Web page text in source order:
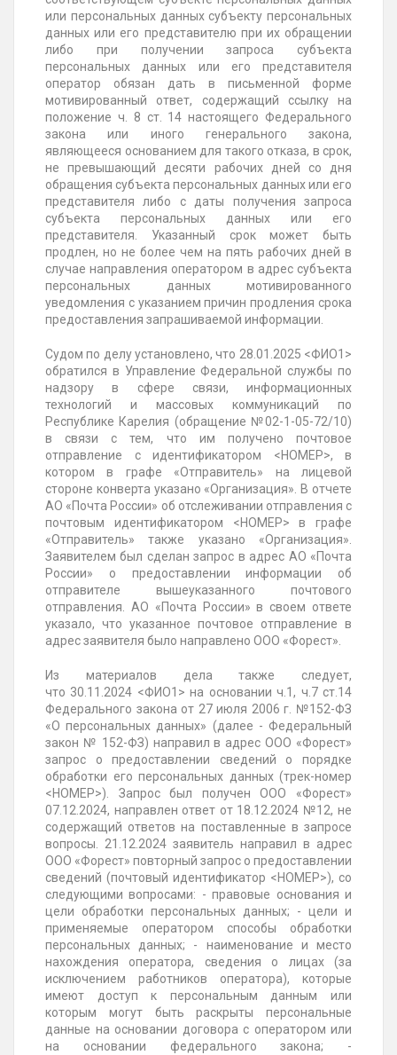
или персональных данных субъекту персональных
данных или его представителю при их обращении
либо при получении запроса субъекта
персональных данных или его представителя
оператор обязан дать в письменной форме
мотивированный ответ, содержащий ссылку на
положение ч. 8 ст. 14 настоящего Федерального
закона или иного генерального закона,
являющееся основанием для такого отказа, в срок,
не превышающий десяти рабочих дней со дня
обращения субъекта персональных данных или его
представителя либо с даты получения запроса
субъекта персональных данных или его
представителя. Указанный срок может быть
продлен, но не более чем на пять рабочих дней в
случае направления оператором в адрес субъекта
персональных данных мотивированного
уведомления с указанием причин продления срока
предоставления запрашиваемой информации.
Судом по делу установлено, что 28.01.2025 <ФИО1>
обратился в Управление Федеральной службы по
надзору в сфере связи, информационных
технологий и массовых коммуникаций по
Республике Карелия (обращение №02-1-05-72/10)
в связи с тем, что им получено почтовое
отправление с идентификатором <НОМЕР>, в
котором в графе «Отправитель» на лицевой
стороне конверта указано «Организация». В отчете
АО «Почта России» об отслеживании отправления с
почтовым идентификатором <НОМЕР> в графе
«Отправитель» также указано «Организация».
Заявителем был сделан запрос в адрес АО «Почта
России» о предоставлении информации об
отправителе вышеуказанного почтового
отправления. АО «Почта России» в своем ответе
указало, что указанное почтовое отправление в
адрес заявителя было направлено ООО «Форест».
Из материалов дела также следует,
что 30.11.2024 <ФИО1> на основании ч.1, ч.7 ст.14
Федерального закона от 27 июля 2006 г. №152-ФЗ
«О персональных данных» (далее - Федеральный
закон № 152-ФЗ) направил в адрес ООО «Форест»
запрос о предоставлении сведений о порядке
обработки его персональных данных (трек-номер
<НОМЕР>). Запрос был получен ООО «Форест»
07.12.2024, направлен ответ от 18.12.2024 №12, не
содержащий ответов на поставленные в запросе
вопросы. 21.12.2024 заявитель направил в адрес
ООО «Форест» повторный запрос о предоставлении
сведений (почтовый идентификатор <НОМЕР>), со
следующими вопросами: - правовые основания и
цели обработки персональных данных; - цели и
применяемые оператором способы обработки
персональных данных; - наименование и место
нахождения оператора, сведения о лицах (за
исключением работников оператора), которые
имеют доступ к персональным данным или
которым могут быть раскрыты персональные
данные на основании договора с оператором или
на основании федерального закона; -